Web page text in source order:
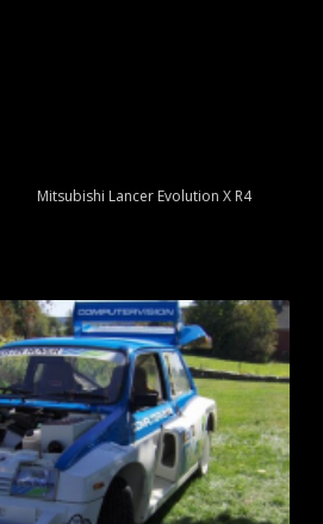
Mitsubishi Lancer Evolution X R4